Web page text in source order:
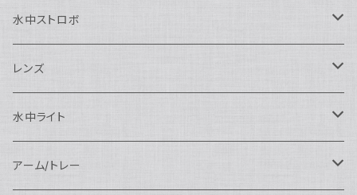
SEA&SEA
Nauticam
SEA&SEA
Sony用
Nautciam
SEA&SEA
OM SYSTEM用
Nauticam
AOI
Panasonic用
Nauticam
FUJIFILM用
N120ドームポート
N120マクロポート
SEA&SEA
ドームポート
マクロポート
AOI
ドームポート
フラットポート
FIX
アクセサリー
Athena
AOI
OM SYSTEM用
Nauticam
SEA&SEA
水中ストロボ
SEA&SEA
アクセサリー
AOI
アクセサリー
アクセサリー
レンズ
マクロコンバージョンレンズ
Nauticam
ワイドコンバージョンレンズ
水中ライト
大光量 3000ルーメン以上
アーム/トレー